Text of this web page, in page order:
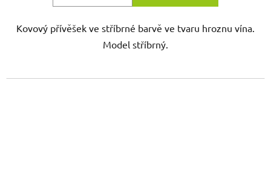
Kovový přívěšek ve stříbrné barvě ve tvaru hroznu vína.
Model stříbrný.